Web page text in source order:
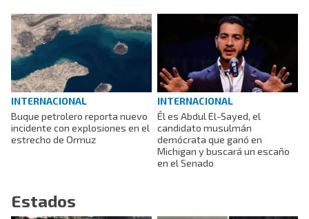
INTERNACIONAL
Buque petrolero reporta nuevo
incidente con explosiones en el
estrecho de Ormuz
INTERNACIONAL
Él es Abdul El-Sayed, el
candidato musulmán
demócrata que ganó en
Michigan y buscará un escaño
en el Senado
Estados